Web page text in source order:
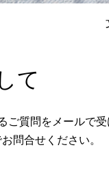
て
ご質問をメールで
お問合せください。